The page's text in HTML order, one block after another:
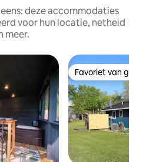
deze accommodaties
voor hun locatie, netheid
meer.
Favoriet van
Favoriet van